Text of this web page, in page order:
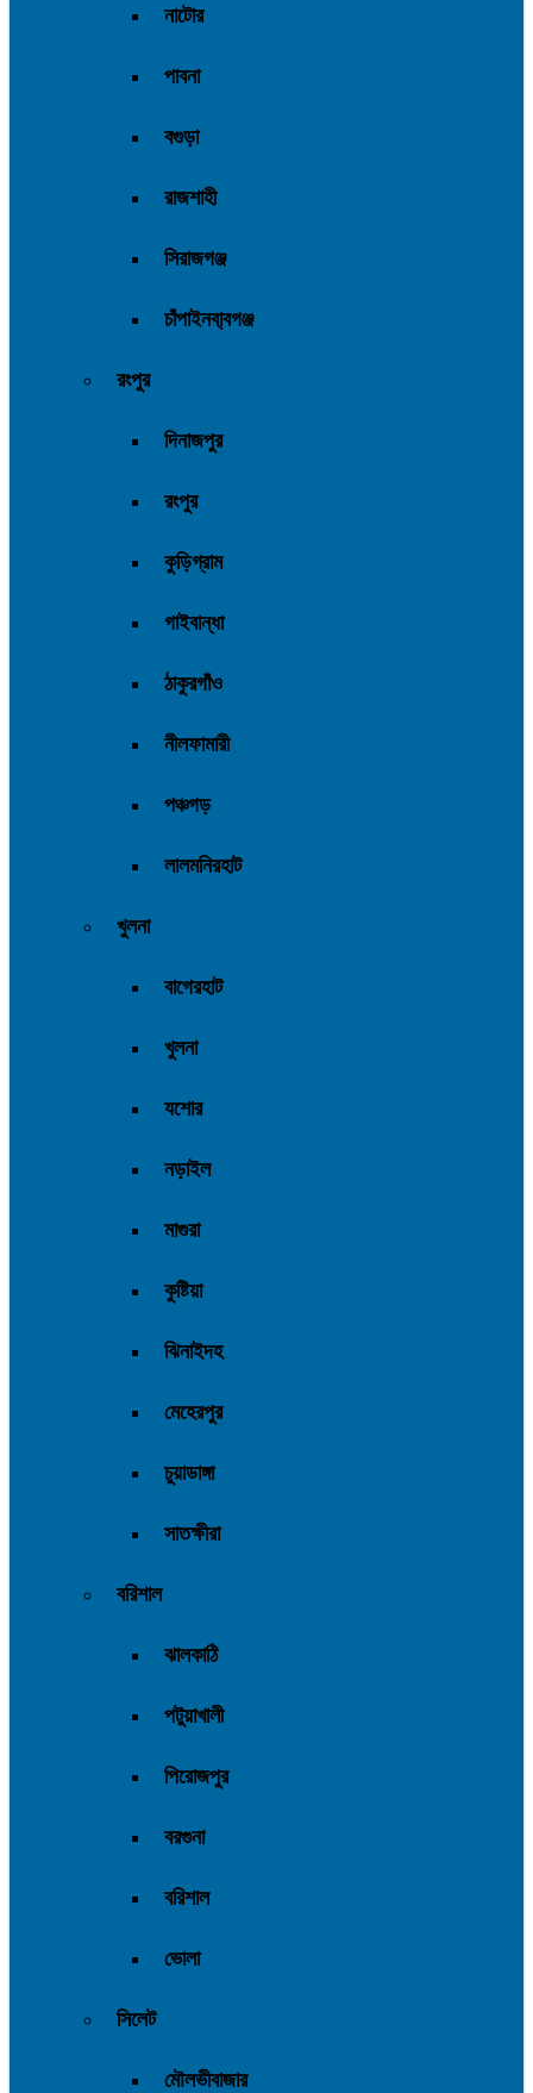
নাটোর
পাবনা
বগুড়া
রাজশাহী
সিরাজগঞ্জ
চাঁপাইনবা্বগঞ্জ
রংপুর
দিনাজপুর
রংপুর
কুড়িগ্রাম
গাইবান্ধা
ঠাকুরগাঁও
নীলফামারী
পঞ্চগড়
লালমনিরহাট
খুলনা
বাগেরহাট
খুলনা
যশোর
নড়াইল
মাগুরা
কুষ্টিয়া
ঝিনাইদহ
মেহেরপুর
চুয়াডাঙ্গা
সাতক্ষীরা
বরিশাল
ঝালকাঠি
পটুয়াখালী
পিরোজপুর
বরগুনা
বরিশাল
ভোলা
সিলেট
মৌলভীবাজার